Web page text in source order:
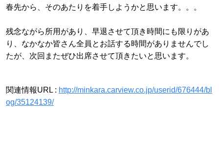
春先から、そのあたりを着手しようかと思います。。。
残念ながら所用があり、早退させて頂き時間にも限りがあ
り、なかなか皆さん全員とお話する時間がありませんでし
たが、次回またぜひ出席させて頂きたいと思います。
関連情報URL : http://minkara.carview.co.jp/userid/676444/bl
og/35124139/